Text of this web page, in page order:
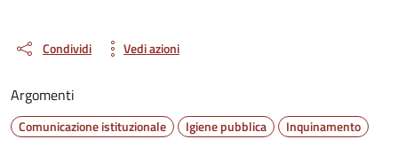
Condividi Vedi azioni
Argomenti
Comunicazione istituzionale Igiene pubblica Inquinamento